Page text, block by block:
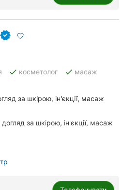
done косметолог done масаж
за шкірою, ін'єкції, масаж
догляд за шкірою, ін'єкції, масаж